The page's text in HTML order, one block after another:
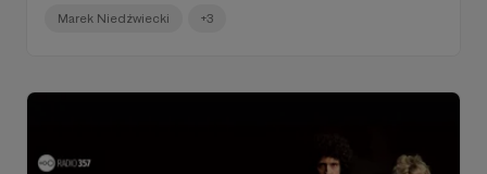
kolejności prezentowanej na antenie.
Marek Niedźwiecki +3